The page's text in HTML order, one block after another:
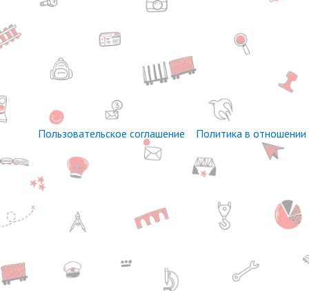
Пользовательское соглашение Политика в